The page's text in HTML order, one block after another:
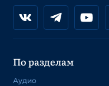
По разделам
Аудио